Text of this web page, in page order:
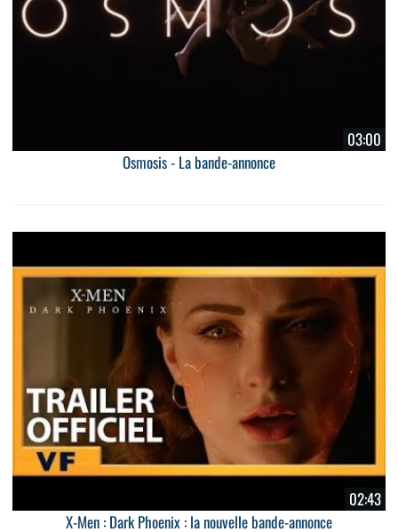
03:00
Osmosis - La bande-annonce
02:43
X-Men : Dark Phoenix : la nouvelle bande-annonce